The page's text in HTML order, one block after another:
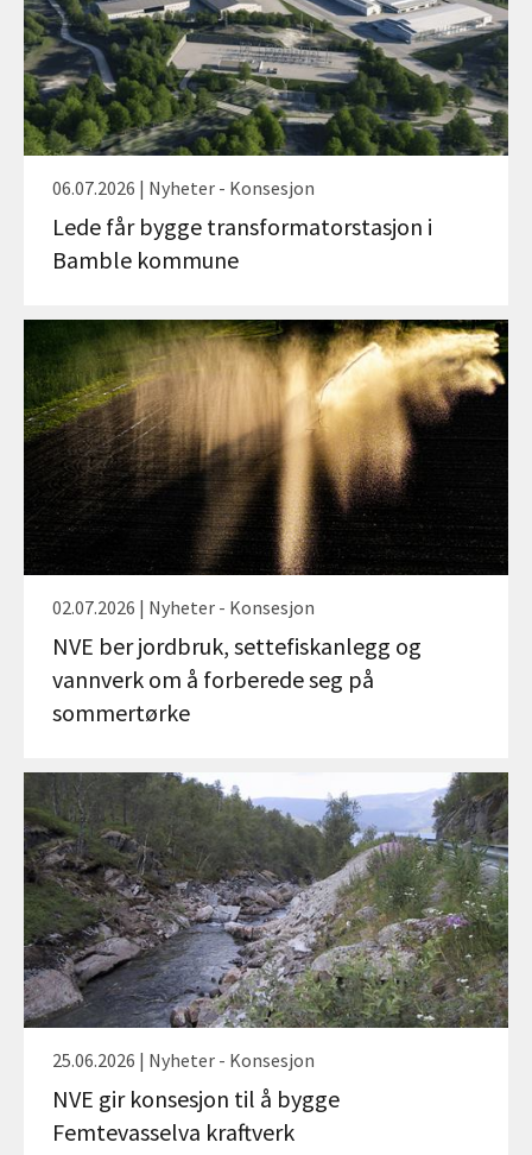
06.07.2026 | Nyheter - Konsesjon
Lede får bygge transformatorstasjon i
Bamble kommune
02.07.2026 | Nyheter - Konsesjon
NVE ber jordbruk, settefiskanlegg og
vannverk om å forberede seg på
sommertørke
25.06.2026 | Nyheter - Konsesjon
NVE gir konsesjon til å bygge
Femtevasselva kraftverk